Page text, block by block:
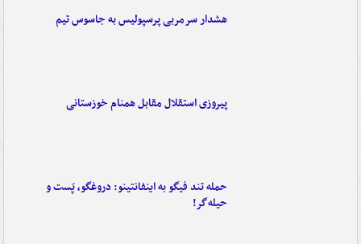
هشدار سرمربی پرسپولیس به جاسوس تیم
پیروزی استقلال مقابل همنام خوزستانی
حمله تند فیگو به اینفانتینو: دروغگو، پَست‌ و
حیله‌گر!